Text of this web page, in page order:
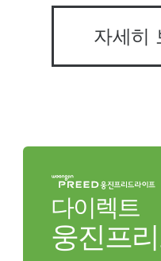
자세히
다이렉트
웅진프